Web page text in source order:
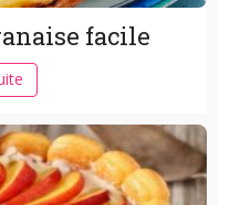
facile